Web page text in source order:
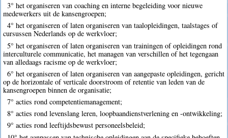
3° het organiseren van coaching en interne begeleiding voor nieuwe
medewerkers uit de kansengroepen;
4° het organiseren of laten organiseren van taalopleidingen, taalstages of
cursussen Nederlands op de werkvloer;
5° het organiseren of laten organiseren van trainingen of opleidingen rond
interculturele communicatie, het managen van verschillen of het tegengaan
van alledaags racisme op de werkvloer;
6° het organiseren of laten organiseren van aangepaste opleidingen, gericht
op de horizontale of verticale doorstroom of retentie van leden van de
kansengroepen binnen de organisatie;
7° acties rond competentiemanagement;
8° acties rond levenslang leren, loopbaandienstverlening en -ontwikkeling;
9° acties rond leeftijdsbewust personeelsbeleid;